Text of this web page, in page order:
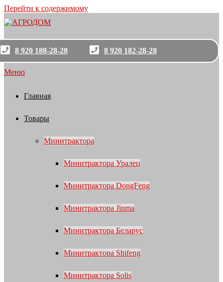
Перейти к содержимому
8 920 188-28-28 8 920 182-28-28
Меню
Главная
Товары
Минитрактора
Минитрактора Уралец
Минитрактора DongFeng
Минитрактора Jinma
Минитрактора Беларус
Минитрактора Shifeng
Минитрактора Solis